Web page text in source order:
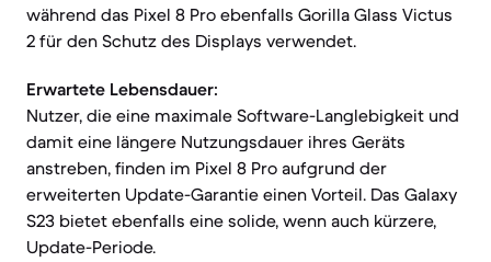
während das Pixel 8 Pro ebenfalls Gorilla Glass Victus
2 für den Schutz des Displays verwendet.
Erwartete Lebensdauer:
Nutzer, die eine maximale Software-Langlebigkeit und
damit eine längere Nutzungsdauer ihres Geräts
anstreben, finden im Pixel 8 Pro aufgrund der
erweiterten Update-Garantie einen Vorteil. Das Galaxy
S23 bietet ebenfalls eine solide, wenn auch kürzere,
Update-Periode.